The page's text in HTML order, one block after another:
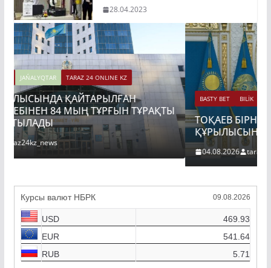
28.04.2023
BASTY BET BILİK JAŃALYQTAR TARAZ 24 ONLINE KZ
ТОҚАЕВ БІРНЕШЕ ІРІ АВТОЖОЛ ЖОБАСЫНЫҢ
ҚҰРЫЛЫСЫН РЕСМИ ТҮРДЕ БАСТАП БЕРДІ
Курсы валют НБРК 09.08.2026
USD
469.93
EUR
541.64
RUB
5.71